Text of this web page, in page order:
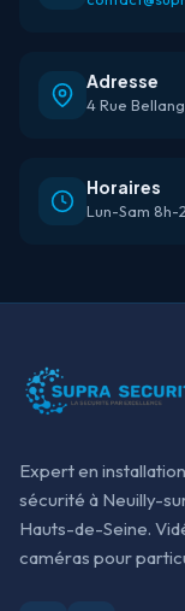
Adresse
4 Rue
Horaires
Lun-Sam 8h-
Expert en
sécurité à Neuilly-
Hauts-de-Seine.
caméras pour